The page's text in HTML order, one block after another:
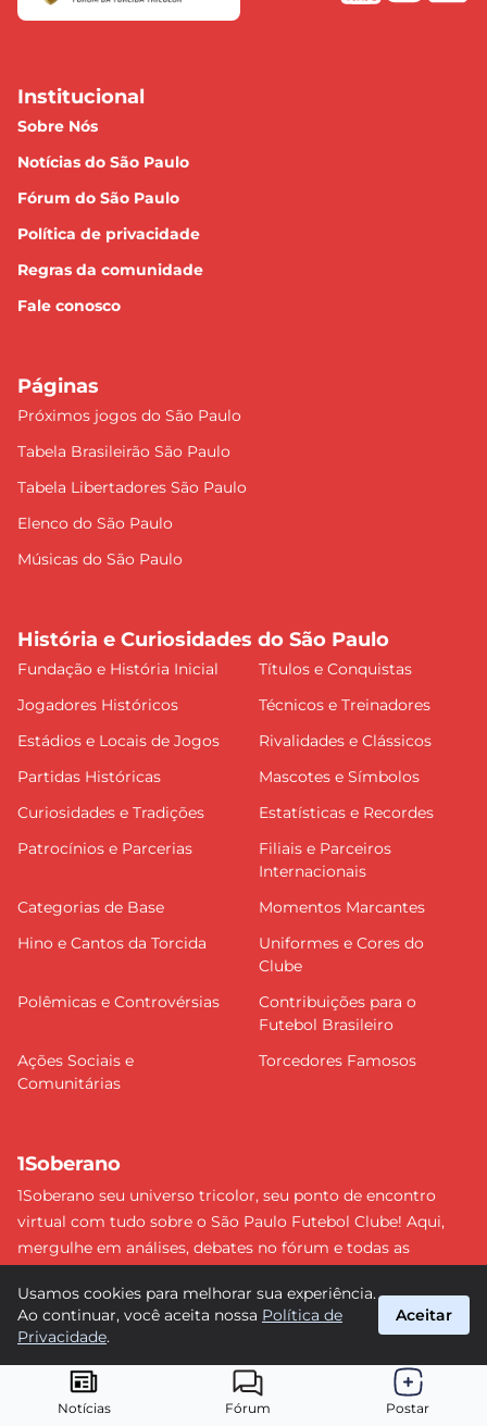
Notícias Fórum Postar
Institucional
Sobre Nós
Notícias do São Paulo
Fórum do São Paulo
Política de privacidade
Regras da comunidade
Fale conosco
Páginas
Próximos jogos do São Paulo
Tabela Brasileirão São Paulo
Tabela Libertadores São Paulo
Elenco do São Paulo
Músicas do São Paulo
História e Curiosidades do São Paulo
Fundação e História Inicial
Títulos e Conquistas
Jogadores Históricos
Técnicos e Treinadores
Estádios e Locais de Jogos
Rivalidades e Clássicos
Partidas Históricas
Mascotes e Símbolos
Curiosidades e Tradições
Estatísticas e Recordes
Patrocínios e Parcerias
Filiais e Parceiros
Internacionais
Categorias de Base
Momentos Marcantes
Hino e Cantos da Torcida
Uniformes e Cores do
Clube
Polêmicas e Controvérsias
Contribuições para o
Futebol Brasileiro
Ações Sociais e
Comunitárias
Torcedores Famosos
1Soberano
1Soberano seu universo tricolor, seu ponto de encontro
virtual com tudo sobre o São Paulo Futebol Clube! Aqui,
mergulhe em análises, debates no fórum e todas as
detalhe e faça parte dessa comunidade apaixonada pelo
tricolor paulista. #SPFC #SãoPaulo #1Soberano
© 2026 1Soberano. Todos os direitos reservados.
Usamos cookies para melhorar sua experiência.
Ao continuar, você aceita nossa Política de
Privacidade.
Aceitar